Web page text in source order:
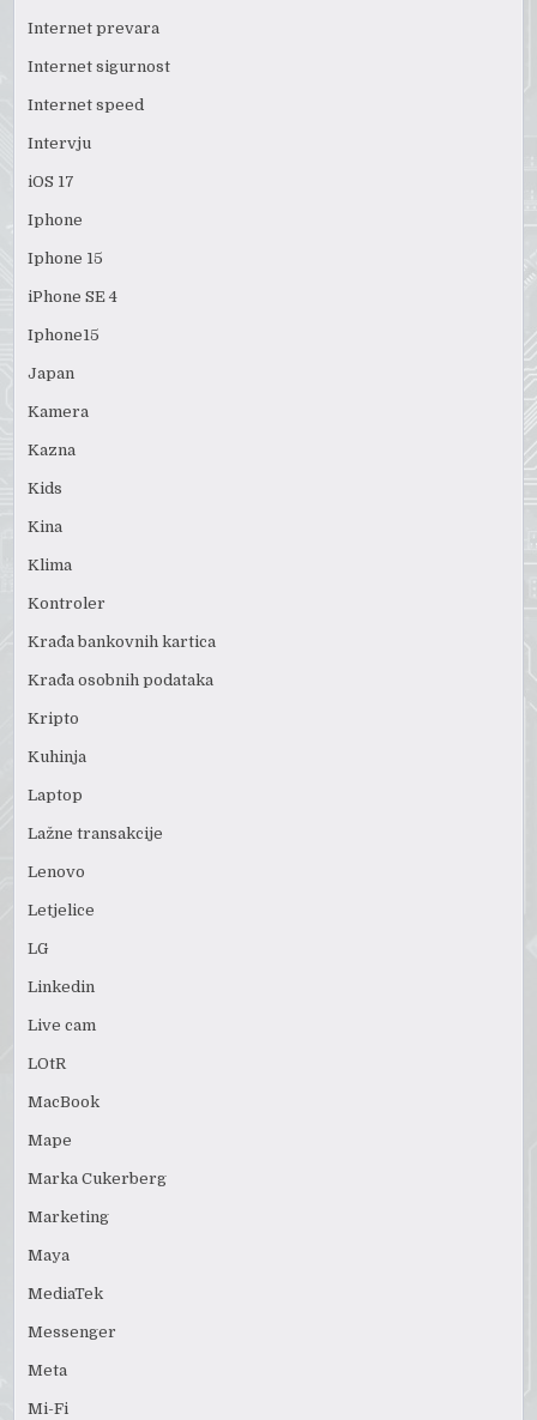
Internet prevara
Internet sigurnost
Internet speed
Intervju
iOS 17
Iphone
Iphone 15
iPhone SE 4
Iphone15
Japan
Kamera
Kazna
Kids
Kina
Klima
Kontroler
Krađa bankovnih kartica
Krađa osobnih podataka
Kripto
Kuhinja
Laptop
Lažne transakcije
Lenovo
Letjelice
LG
Linkedin
Live cam
LOtR
MacBook
Mape
Marka Cukerberg
Marketing
Maya
MediaTek
Messenger
Meta
Mi-Fi